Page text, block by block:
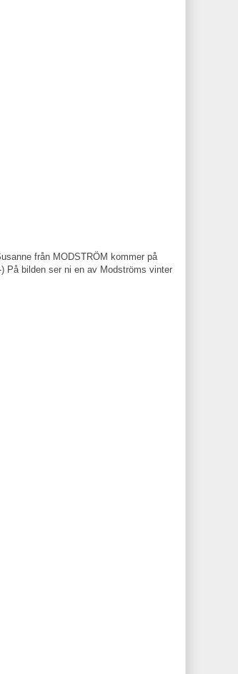
från MODSTRÖM kommer på
På bilden ser ni en av Modströms vinter